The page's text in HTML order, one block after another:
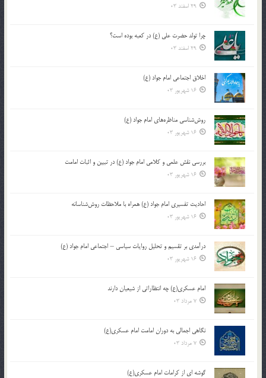
29 اسفند 03
چرا تولد حضرت علی (ع) در کعبه بوده است؟
29 اسفند 03
اخلاق اجتماعی امام جواد (ع)
16 شهریور 03
روش‌شناسی مناظره‌های امام جواد (ع)
16 شهریور 03
بررسی نقش علمی و کلامی امام جواد (ع) در تبیین و اثبات امامت
16 شهریور 03
احادیث تفسیری امام جواد (ع) همراه با ملاحظات روش‌شناسانه
16 شهریور 03
درآمدی بر تقسیم و تحلیل روایات سیاسی – اجتماعی امام جواد (ع)
16 شهریور 03
امام عسکری(ع) چه انتظاراتی از شیعیان دارند
7 مرداد 03
نگاهی اجمالی به دوران امامت امام عسکری(ع)
7 مرداد 03
گوشه ای از کرامات امام عسکری(ع)